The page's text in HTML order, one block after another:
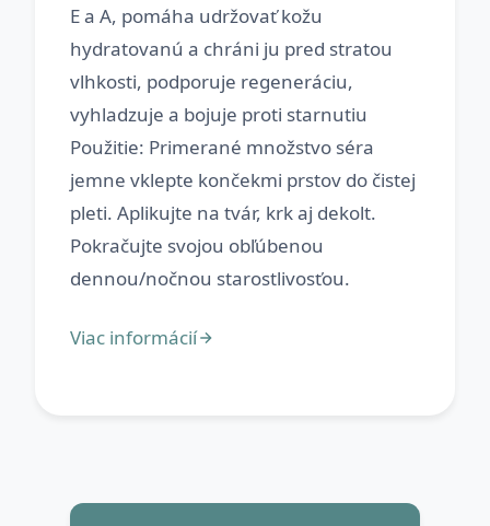
E a A, pomáha udržovať kožu
hydratovanú a chráni ju pred stratou
vlhkosti, podporuje regeneráciu,
vyhladzuje a bojuje proti starnutiu
Použitie: Primerané množstvo séra
jemne vklepte končekmi prstov do čistej
pleti. Aplikujte na tvár, krk aj dekolt.
Pokračujte svojou obľúbenou